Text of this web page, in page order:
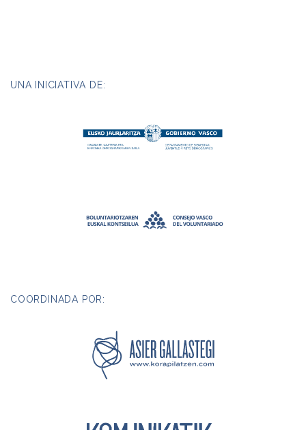
UNA INICIATIVA DE:
COORDINADA POR: